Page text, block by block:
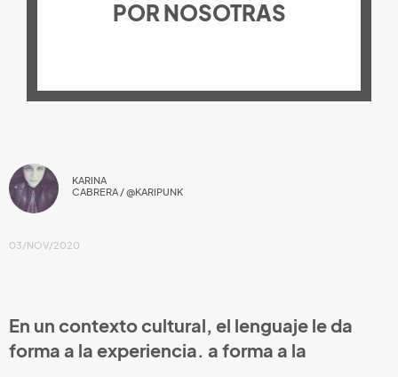
POR NOSOTRAS
KARINA
CABRERA / @KARIPUNK
03/NOV/2020
En un contexto cultural, el lenguaje le da
forma a la experiencia. a forma a la